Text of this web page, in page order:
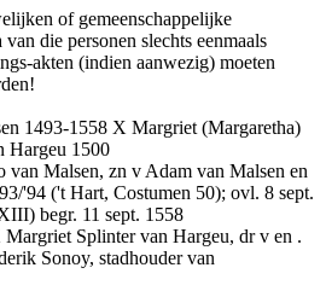
of gemeenschappelijke
die personen slechts eenmaals
akten (indien aanwezig) moeten
1493-1558 X Margriet (Margaretha)
Hargeu 1500
van Malsen, zn v Adam van Malsen en
'94 ('t Hart, Costumen 50); ovl. 8 sept.
begr. 11 sept. 1558
Splinter van Hargeu, dr v en .
Sonoy, stadhouder van